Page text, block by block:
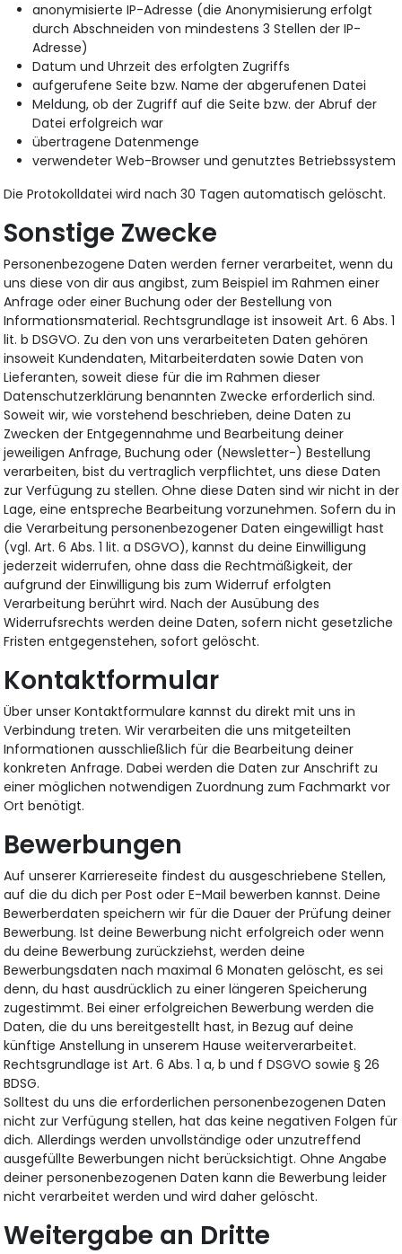
anonymisierte IP-Adresse (die Anonymisierung erfolgt
durch Abschneiden von mindestens 3 Stellen der IP-
Adresse)
Datum und Uhrzeit des erfolgten Zugriffs
aufgerufene Seite bzw. Name der abgerufenen Datei
Meldung, ob der Zugriff auf die Seite bzw. der Abruf der
Datei erfolgreich war
übertragene Datenmenge
verwendeter Web-Browser und genutztes Betriebssystem
Die Protokolldatei wird nach 30 Tagen automatisch gelöscht.
Sonstige Zwecke
Personenbezogene Daten werden ferner verarbeitet, wenn du
uns diese von dir aus angibst, zum Beispiel im Rahmen einer
Anfrage oder einer Buchung oder der Bestellung von
Informationsmaterial. Rechtsgrundlage ist insoweit Art. 6 Abs. 1
lit. b DSGVO. Zu den von uns verarbeiteten Daten gehören
insoweit Kundendaten, Mitarbeiterdaten sowie Daten von
Lieferanten, soweit diese für die im Rahmen dieser
Datenschutzerklärung benannten Zwecke erforderlich sind.
Soweit wir, wie vorstehend beschrieben, deine Daten zu
Zwecken der Entgegennahme und Bearbeitung deiner
jeweiligen Anfrage, Buchung oder (Newsletter-) Bestellung
verarbeiten, bist du vertraglich verpflichtet, uns diese Daten
zur Verfügung zu stellen. Ohne diese Daten sind wir nicht in der
Lage, eine entspreche Bearbeitung vorzunehmen. Sofern du in
die Verarbeitung personenbezogener Daten eingewilligt hast
(vgl. Art. 6 Abs. 1 lit. a DSGVO), kannst du deine Einwilligung
jederzeit widerrufen, ohne dass die Rechtmäßigkeit, der
aufgrund der Einwilligung bis zum Widerruf erfolgten
Verarbeitung berührt wird. Nach der Ausübung des
Widerrufsrechts werden deine Daten, sofern nicht gesetzliche
Fristen entgegenstehen, sofort gelöscht.
Kontaktformular
Über unser Kontaktformulare kannst du direkt mit uns in
Verbindung treten. Wir verarbeiten die uns mitgeteilten
Informationen ausschließlich für die Bearbeitung deiner
konkreten Anfrage. Dabei werden die Daten zur Anschrift zu
einer möglichen notwendigen Zuordnung zum Fachmarkt vor
Ort benötigt.
Bewerbungen
Auf unserer Karriereseite findest du ausgeschriebene Stellen,
auf die du dich per Post oder E-Mail bewerben kannst. Deine
Bewerberdaten speichern wir für die Dauer der Prüfung deiner
Bewerbung. Ist deine Bewerbung nicht erfolgreich oder wenn
du deine Bewerbung zurückziehst, werden deine
Bewerbungsdaten nach maximal 6 Monaten gelöscht, es sei
denn, du hast ausdrücklich zu einer längeren Speicherung
zugestimmt. Bei einer erfolgreichen Bewerbung werden die
Daten, die du uns bereitgestellt hast, in Bezug auf deine
künftige Anstellung in unserem Hause weiterverarbeitet.
Rechtsgrundlage ist Art. 6 Abs. 1 a, b und f DSGVO sowie § 26
BDSG.
Solltest du uns die erforderlichen personenbezogenen Daten
nicht zur Verfügung stellen, hat das keine negativen Folgen für
dich. Allerdings werden unvollständige oder unzutreffend
ausgefüllte Bewerbungen nicht berücksichtigt. Ohne Angabe
deiner personenbezogenen Daten kann die Bewerbung leider
nicht verarbeitet werden und wird daher gelöscht.
Weitergabe an Dritte